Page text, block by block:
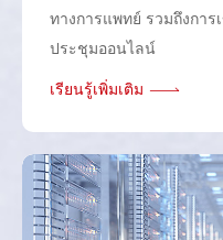
ทางการแพทย์ รวมถึงกา
ประชุมออนไลน์
เรียนรู้เพิ่มเติม